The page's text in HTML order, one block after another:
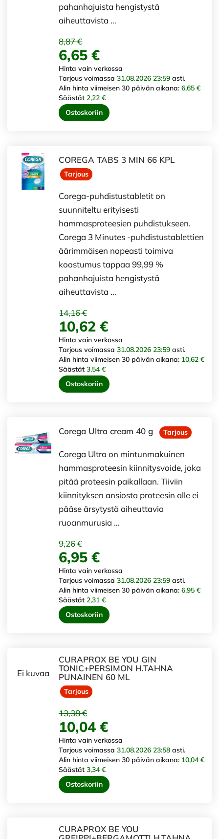
pahanhajuista hengistystä
aiheuttavista …
8,87 €
6,65 €
Hinta vain verkossa
Tarjous voimassa 31.08.2026 23:59 asti.
Alin hinta viimeisen 30 päivän aikana: 6,65 €
Säästät 2,22 €
Ostoskoriin
COREGA TABS 3 MIN 66 KPL
Tarjous
Corega-puhdistustabletit on
suunniteltu erityisesti
hammasproteesien puhdistukseen.
Corega 3 Minutes -puhdistustablettien
äärimmäisen nopeasti toimiva
koostumus tappaa 99,99 %
pahanhajuista hengistystä
aiheuttavista …
14,16 €
10,62 €
Hinta vain verkossa
Tarjous voimassa 31.08.2026 23:59 asti.
Alin hinta viimeisen 30 päivän aikana: 10,62 €
Säästät 3,54 €
Ostoskoriin
Corega Ultra cream 40 g Tarjous
Corega Ultra on mintunmakuinen
hammasproteesin kiinnitysvoide, joka
pitää proteesin paikallaan. Tiiviin
kiinnityksen ansiosta proteesin alle ei
pääse ärsytystä aiheuttavia
ruoanmurusia …
9,26 €
6,95 €
Hinta vain verkossa
Tarjous voimassa 31.08.2026 23:59 asti.
Alin hinta viimeisen 30 päivän aikana: 6,95 €
Säästät 2,31 €
Ostoskoriin
Ei kuvaa
CURAPROX BE YOU GIN
TONIC+PERSIMON H.TAHNA
PUNAINEN 60 ML
Tarjous
13,38 €
10,04 €
Hinta vain verkossa
Tarjous voimassa 31.08.2026 23:58 asti.
Alin hinta viimeisen 30 päivän aikana: 10,04 €
Säästät 3,34 €
Ostoskoriin
CURAPROX BE YOU